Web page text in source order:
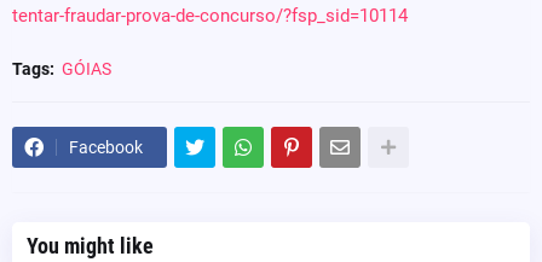
tentar-fraudar-prova-de-concurso/?fsp_sid=10114
Tags: GÓIAS
Facebook
You might like